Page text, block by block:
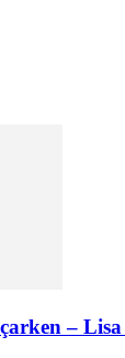
– Lisa